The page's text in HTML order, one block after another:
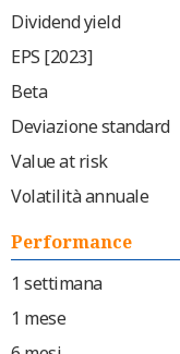
Dividend yield
EPS [2023]
Beta
Deviazione standard
Value at risk
Volatilità annuale
Performance
1 settimana
1 mese